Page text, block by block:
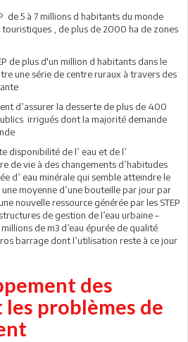
de 5 à 7 millions d habitants du monde
, de plus de 2000 ha de zones
de plus d'un million d habitants dans le
une série de centre ruraux à travers des
d’assurer la desserte de plus de 400
irrigués dont la majorité demande
disponibilité de l’ eau et de l’
de vie à des changements d’habitudes
d’ eau minérale qui semble atteindre le
moyenne d’une bouteille par jour par
nouvelle ressource générée par les STEP
de gestion de l’eau urbaine –
de m3 d’eau épurée de qualité
barrage dont l’utilisation reste à ce jour
des
problèmes de